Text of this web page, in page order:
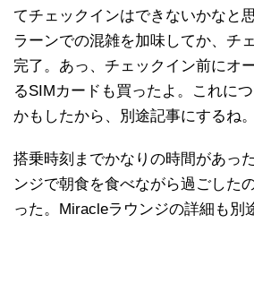
てチェックインはできないかなと
ラーンでの混雑を加味してか、チ
完了。あっ、チェックイン前にオ
るSIMカードも買ったよ。これに
かもしたから、別途記事にするね。
搭乗時刻までかなりの時間があっ
ンジで朝食を食べながら過ごした
った。Miracleラウンジの詳細も別